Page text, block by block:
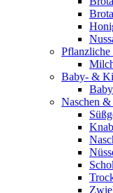
Baby- &
Naschen